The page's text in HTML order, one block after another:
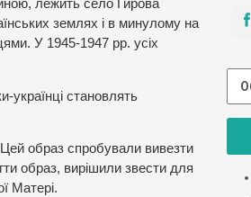
лежить село Гирова
землях і в минулому на
У 1945-1947 рр. усіх
українці становлять
образ спробували вивезти
образ, вирішили звести для
Матері.